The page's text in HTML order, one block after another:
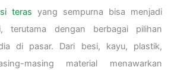
teras yang sempurna bisa menjadi
terutama dengan berbagai pilihan
di pasar. Dari besi, kayu, plastik,
masing material menawarkan